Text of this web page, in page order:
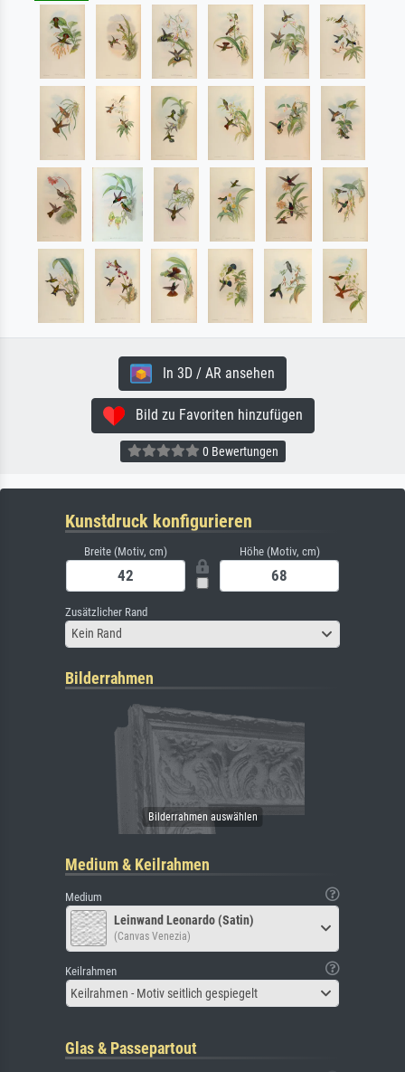
In 3D / AR ansehen
Bild zu Favoriten hinzufügen
0 Bewertungen
Kunstdruck konfigurieren
Breite (Motiv, cm) Höhe (Motiv, cm)
Zusätzlicher Rand
Kein Rand
Bilderrahmen
Medium & Keilrahmen
Medium
Leinwand Leonardo (Satin)
(Canvas Venezia)
Keilrahmen
Keilrahmen - Motiv seitlich gespiegelt
Glas & Passepartout